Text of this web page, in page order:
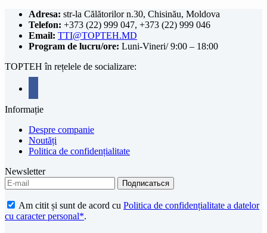
Adresa: str-la Călătorilor n.30, Chisinău, Moldova
Telefon: +373 (22) 999 047, +373 (22) 999 046
Email: TTI@TOPTEH.MD
Program de lucru/ore: Luni-Vineri/ 9:00 – 18:00
TOPTEH în rețelele de socializare:
Informație
Despre companie
Noutăți
Politica de confidențialitate
Newsletter
Am citit și sunt de acord cu Politica de confidențialitate a datelor
cu caracter personal*.